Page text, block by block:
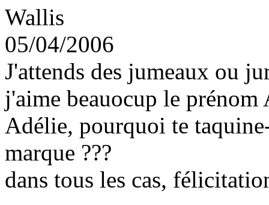
Wallis
05/04/2006
J'attends des jumeaux ou
j'aime beauocup le prénom
Adélie, pourquoi te
marque ???
dans tous les cas,